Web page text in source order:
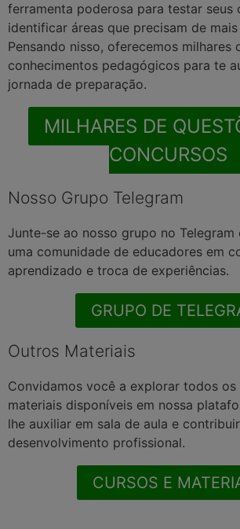
ferramenta poderosa para testar seus
identificar áreas que precisam de
Pensando nisso, oferecemos milhares
conhecimentos pedagógicos para te
jornada de preparação.
MILHARES DE
CONCURSOS
Nosso Grupo Telegram
Junte-se ao nosso grupo no
uma comunidade de educadores em
aprendizado e troca de experiências.
GRUPO DE
Outros Materiais
Convidamos você a explorar todos os
materiais disponíveis em nossa
lhe auxiliar em sala de aula e
desenvolvimento profissional.
CURSOS E